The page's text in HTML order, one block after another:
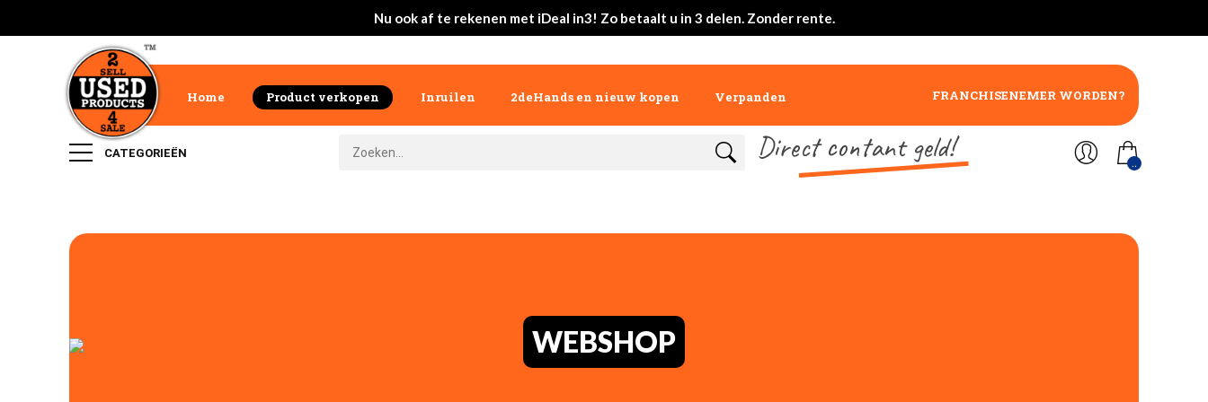
Nu ook af te rekenen met iDeal in3! Zo betaalt u in 3 delen. Zonder rente.
Home Product verkopen Inruilen 2deHands en nieuw kopen Verpanden FRANCHISENEMER WORDEN?
CATEGORIEËN Direct contant geld! ..
WEBSHOP